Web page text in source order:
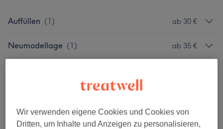
Auffüllen (1) ab 30 €
Neumodellage (1) ab 35 €
( )
Nagelmodellage ( 2) ab 35 €
Wir verwenden eigene Cookies und Cookies von
Dritten, um Inhalte und Anzeigen zu personalisieren,